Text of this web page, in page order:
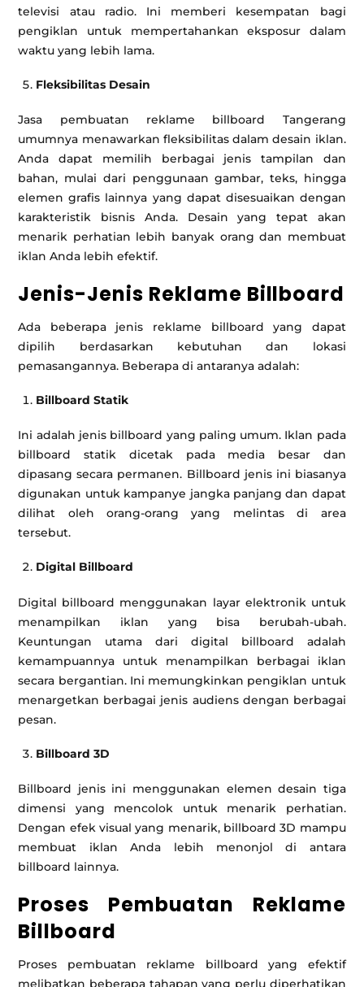
televisi atau radio. Ini memberi kesempatan bagi
pengiklan untuk mempertahankan eksposur dalam
waktu yang lebih lama.
Fleksibilitas Desain
Jasa pembuatan reklame billboard Tangerang
umumnya menawarkan fleksibilitas dalam desain iklan.
Anda dapat memilih berbagai jenis tampilan dan
bahan, mulai dari penggunaan gambar, teks, hingga
elemen grafis lainnya yang dapat disesuaikan dengan
karakteristik bisnis Anda. Desain yang tepat akan
menarik perhatian lebih banyak orang dan membuat
iklan Anda lebih efektif.
Jenis-Jenis Reklame Billboard
Ada beberapa jenis reklame billboard yang dapat
dipilih berdasarkan kebutuhan dan lokasi
pemasangannya. Beberapa di antaranya adalah:
Billboard Statik
Ini adalah jenis billboard yang paling umum. Iklan pada
billboard statik dicetak pada media besar dan
dipasang secara permanen. Billboard jenis ini biasanya
digunakan untuk kampanye jangka panjang dan dapat
dilihat oleh orang-orang yang melintas di area
tersebut.
Digital Billboard
Digital billboard menggunakan layar elektronik untuk
menampilkan iklan yang bisa berubah-ubah.
Keuntungan utama dari digital billboard adalah
kemampuannya untuk menampilkan berbagai iklan
secara bergantian. Ini memungkinkan pengiklan untuk
menargetkan berbagai jenis audiens dengan berbagai
pesan.
Billboard 3D
Billboard jenis ini menggunakan elemen desain tiga
dimensi yang mencolok untuk menarik perhatian.
Dengan efek visual yang menarik, billboard 3D mampu
membuat iklan Anda lebih menonjol di antara
billboard lainnya.
Proses Pembuatan Reklame
Billboard
Proses pembuatan reklame billboard yang efektif
melibatkan beberapa tahapan yang perlu diperhatikan